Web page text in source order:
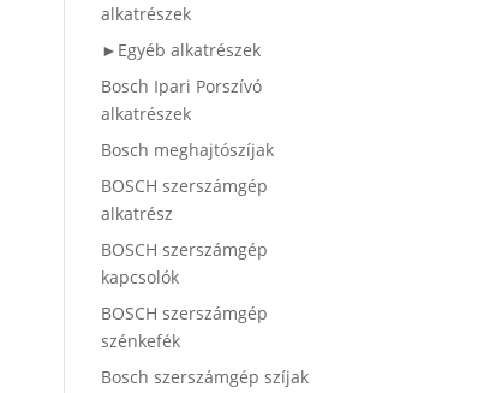
alkatrészek
►Egyéb alkatrészek
Bosch Ipari Porszívó
alkatrészek
Bosch meghajtószíjak
BOSCH szerszámgép
alkatrész
BOSCH szerszámgép
kapcsolók
BOSCH szerszámgép
szénkefék
Bosch szerszámgép szíjak